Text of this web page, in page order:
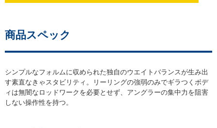
商品スペック
シンプルなフォルムに収められた独自のウエイトバランスが生み出
す素直なきゃスタビリティ。リーリングの強弱のみでギラつくボデ
ィは無闇なロッドワークを必要とせず、アングラーの集中力を阻害
しない操作性を持つ。